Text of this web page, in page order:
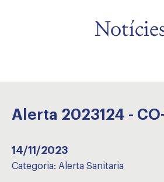
Alerta 2023124 -
14/11/2023
Categoria: Alerta Sanitaria